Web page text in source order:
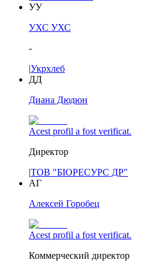
УУ
УХС УХС
-
|Укрхлеб
ДД
Диана Дюдюн
Acest profil a fost verificat.
Директор
|ТОВ "БІОРЕСУРС ДР"
АГ
Алексей Горобец
Acest profil a fost verificat.
Коммерческий директор